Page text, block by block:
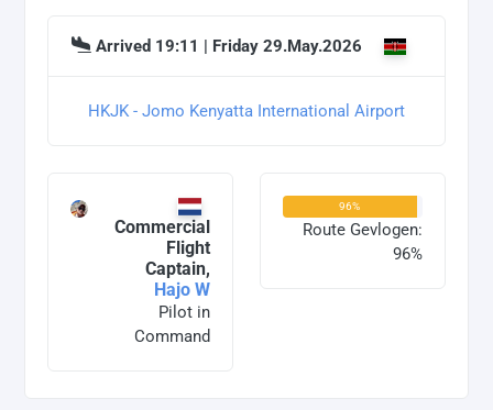
Arrived 19:11 | Friday 29.May.2026
HKJK - Jomo Kenyatta International Airport
Commercial
Flight
Captain,
Hajo W
Pilot in
Command
96%
Route Gevlogen:
96%